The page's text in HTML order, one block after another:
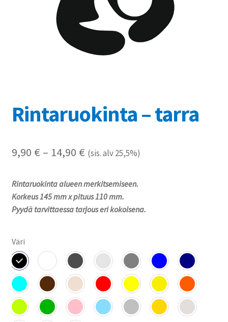
Silityskuvioiden kiinnitysohjeet
Tietoa meistä
Toimitusehdot
Kassa
Rintaruokinta – tarra
9,90 € – 14,90 €Hintaluokka:
-
14,90 €
(sis. alv 25,5%)
Rintaruokinta alueen merkitsemiseen.
Korkeus 145 mm x pituus 110 mm.
Pyydä tarvittaessa tarjous eri kokoisena.
Väri